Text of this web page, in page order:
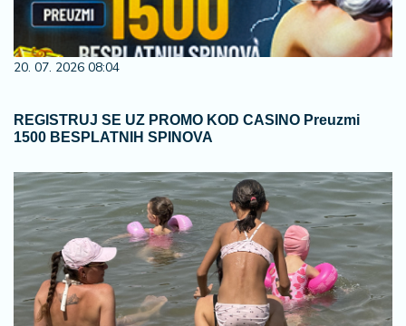
20. 07. 2026 08:04
REGISTRUJ SE UZ PROMO KOD CASINO Preuzmi
1500 BESPLATNIH SPINOVA